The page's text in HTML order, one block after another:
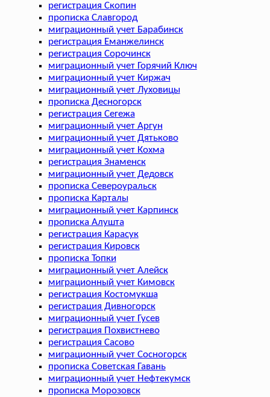
регистрация Скопин
прописка Славгород
миграционный учет Барабинск
регистрация Еманжелинск
регистрация Сорочинск
миграционный учет Горячий Ключ
миграционный учет Киржач
миграционный учет Луховицы
прописка Десногорск
регистрация Сегежа
миграционный учет Аргун
миграционный учет Дятьково
миграционный учет Кохма
регистрация Знаменск
миграционный учет Дедовск
прописка Североуральск
прописка Карталы
миграционный учет Карпинск
прописка Алушта
регистрация Карасук
регистрация Кировск
прописка Топки
миграционный учет Алейск
миграционный учет Кимовск
регистрация Костомукша
регистрация Дивногорск
миграционный учет Гусев
регистрация Похвистнево
регистрация Сасово
миграционный учет Сосногорск
прописка Советская Гавань
миграционный учет Нефтекумск
прописка Морозовск